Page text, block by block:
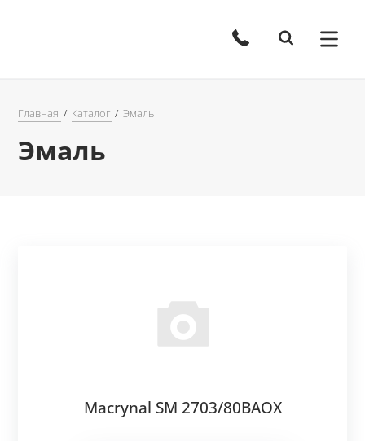
Главная Каталог Эмаль
Эмаль
Macrynal SM 2703/80BAOX